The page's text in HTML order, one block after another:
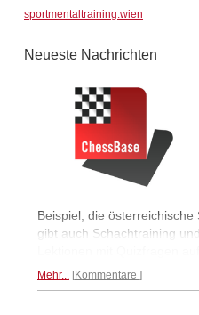
sportmentaltraining.wien
Neueste Nachrichten
Beispiel, die österreichische
gibt auch Schachtraining
Mehr... Kommentare